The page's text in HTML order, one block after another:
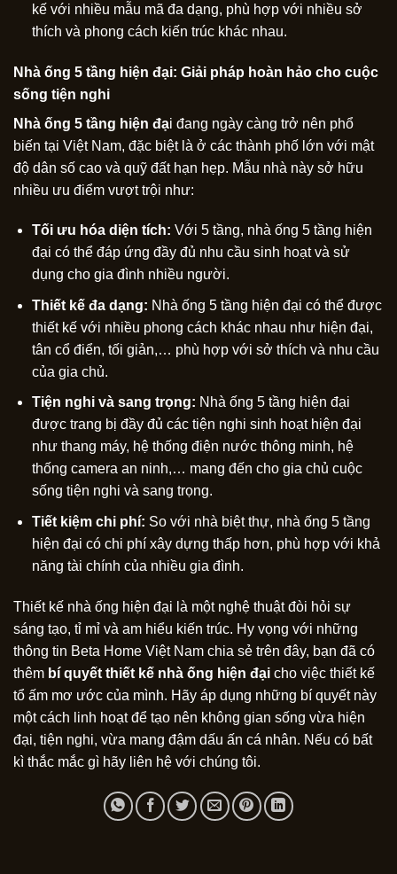
kế với nhiều mẫu mã đa dạng, phù hợp với nhiều sở
thích và phong cách kiến trúc khác nhau.
Nhà ống 5 tầng hiện đại: Giải pháp hoàn hảo cho cuộc
sống tiện nghi
Nhà ống 5 tầng hiện đại đang ngày càng trở nên phổ
biến tại Việt Nam, đặc biệt là ở các thành phố lớn với mật
độ dân số cao và quỹ đất hạn hẹp. Mẫu nhà này sở hữu
nhiều ưu điểm vượt trội như:
Tối ưu hóa diện tích: Với 5 tầng, nhà ống 5 tầng hiện
đại có thể đáp ứng đầy đủ nhu cầu sinh hoạt và sử
dụng cho gia đình nhiều người.
Thiết kế đa dạng: Nhà ống 5 tầng hiện đại có thể được
thiết kế với nhiều phong cách khác nhau như hiện đại,
tân cổ điển, tối giản,… phù hợp với sở thích và nhu cầu
của gia chủ.
Tiện nghi và sang trọng: Nhà ống 5 tầng hiện đại
được trang bị đầy đủ các tiện nghi sinh hoạt hiện đại
như thang máy, hệ thống điện nước thông minh, hệ
thống camera an ninh,… mang đến cho gia chủ cuộc
sống tiện nghi và sang trọng.
Tiết kiệm chi phí: So với nhà biệt thự, nhà ống 5 tầng
hiện đại có chi phí xây dựng thấp hơn, phù hợp với khả
năng tài chính của nhiều gia đình.
Thiết kế nhà ống hiện đại là một nghệ thuật đòi hỏi sự
sáng tạo, tỉ mỉ và am hiểu kiến trúc. Hy vọng với những
thông tin Beta Home Việt Nam chia sẻ trên đây, bạn đã có
thêm bí quyết thiết kế nhà ống hiện đại cho việc thiết kế
tổ ấm mơ ước của mình. Hãy áp dụng những bí quyết này
một cách linh hoạt để tạo nên không gian sống vừa hiện
đại, tiện nghi, vừa mang đậm dấu ấn cá nhân. Nếu có bất
kì thắc mắc gì hãy liên hệ với chúng tôi.